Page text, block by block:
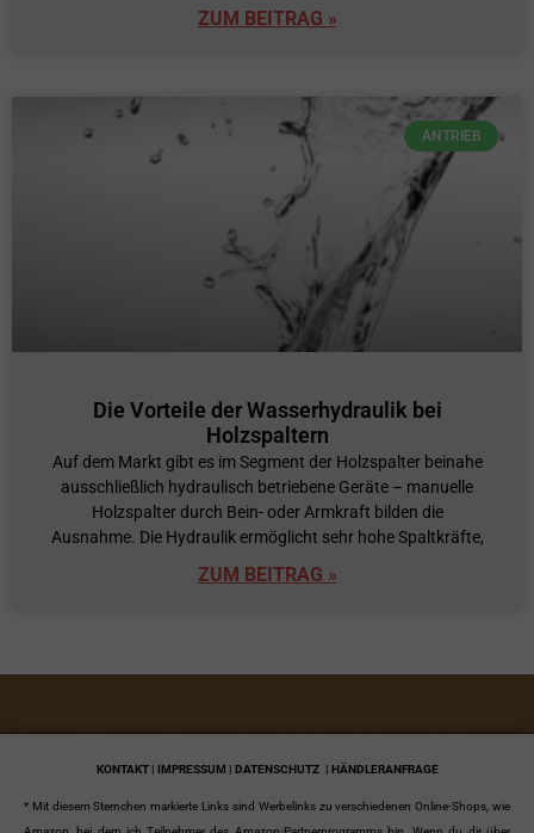
ZUM BEITRAG »
ANTRIEB
Die Vorteile der Wasserhydraulik bei
Holzspaltern
Auf dem Markt gibt es im Segment der Holzspalter beinahe
ausschließlich hydraulisch betriebene Geräte – manuelle
Holzspalter durch Bein- oder Armkraft bilden die
Ausnahme. Die Hydraulik ermöglicht sehr hohe Spaltkräfte,
ZUM BEITRAG »
KONTAKT | IMPRESSUM | DATENSCHUTZ | HÄNDLERANFRAGE
* Mit diesem Sternchen markierte Links sind Werbelinks zu verschiedenen Online-Shops, wie